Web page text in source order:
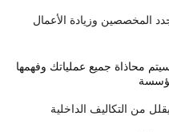
المخصصين وزيادة الأعمال
محاذاة جميع عملياتك وفهمها
من التكاليف الداخلية